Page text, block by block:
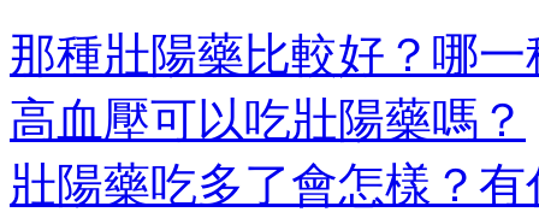
那種壯陽藥比較好？哪
高血壓可以吃壯陽藥嗎？
壯陽藥吃多了會怎樣？